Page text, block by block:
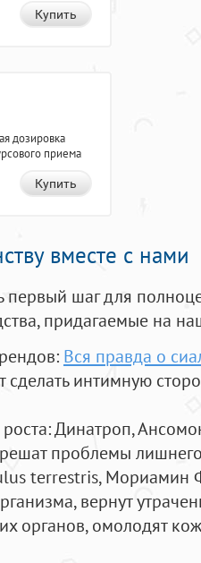
Купить
дозировка
приема
Купить
вместе с нами
первый шаг для
придагаемые на
Вся правда о
сделать интимную
: Динатроп,
проблемы
terrestris, Мориамин
вернут
органов, омолодят